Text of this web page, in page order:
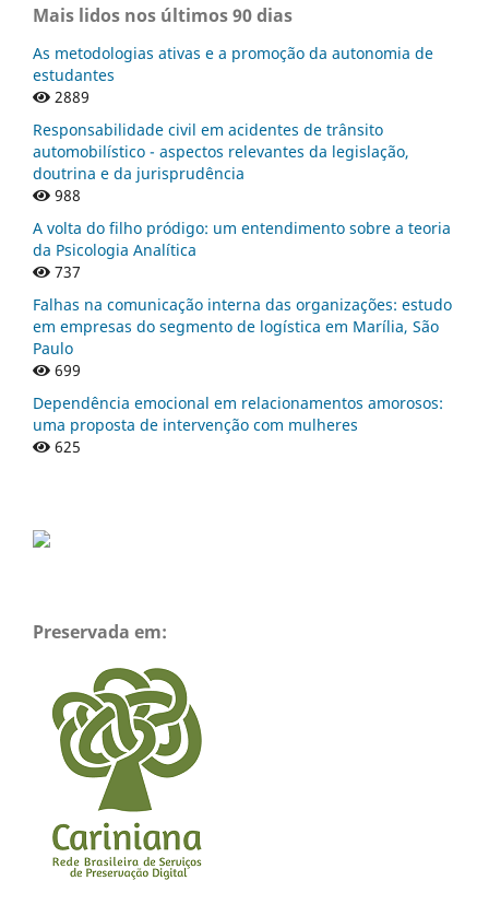
Mais lidos nos últimos 90 dias
As metodologias ativas e a promoção da autonomia de
estudantes
2889
Responsabilidade civil em acidentes de trânsito
automobilístico - aspectos relevantes da legislação,
doutrina e da jurisprudência
988
A volta do filho pródigo: um entendimento sobre a teoria
da Psicologia Analítica
737
Falhas na comunicação interna das organizações: estudo
em empresas do segmento de logística em Marília, São
Paulo
699
Dependência emocional em relacionamentos amorosos:
uma proposta de intervenção com mulheres
625
Preservada em: